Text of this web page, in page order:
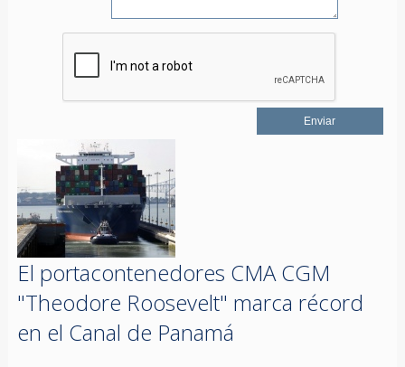
El portacontenedores CMA CGM
"Theodore Roosevelt" marca récord
en el Canal de Panamá